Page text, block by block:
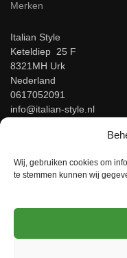
Wij, gebruiken cookies om
te stemmen kunnen wij
Merken
Italian Style
Keteldiep 25 F
8321MH Urk
Nederland
0617052091
info@italian-style.nl
BTW: NL866816483B01
Beoordeel ons op